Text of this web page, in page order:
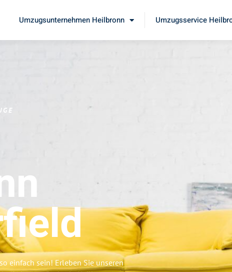
Umzugsunternehmen Heilbronn Umzugsservice
einfach sein! Erleben Sie unseren